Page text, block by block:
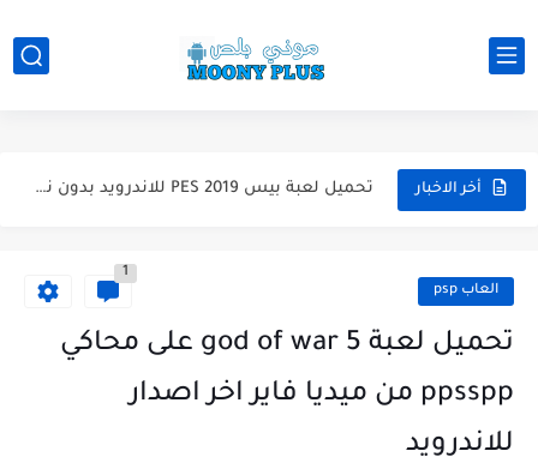
أخر الاخبار
تحميل لعبة Total Football مهكرة 2025 اخر اصدار للأندرويد لعبة...
تحميل لعبة بيس PES 2019 للاندرويد بدون نت بحجم نسخه...
تحميل لعبة جاتا فايس سيتي مهكرة لعبة GTA Vice City... العاب psp
1
تحميل لعبة god of war 5 على محاكي
ppsspp من ميديا فاير اخر اصدار
للاندرويد